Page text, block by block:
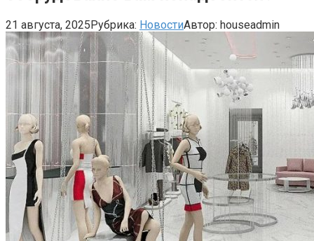
21 августа, 2025Рубрика: НовостиАвтор: houseadmin